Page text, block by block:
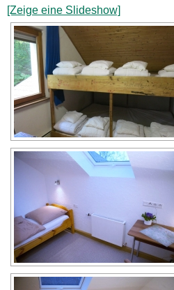
[Zeige eine Slideshow]